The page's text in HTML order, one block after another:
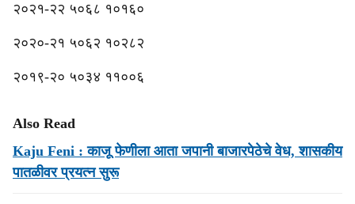
२०२१-२२ ५०६८ १०१६०
२०२०-२१ ५०६२ १०२८२
२०१९-२० ५०३४ ११००६
Also Read
Kaju Feni : काजू फेणीला आता जपानी बाजारपेठेचे वेध, शासकीय
पातळीवर प्रयत्‍न सुरू